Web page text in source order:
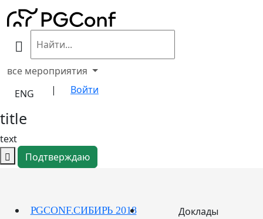
все мероприятия
ENG
| Войти
title
text
Подтверждаю
PGCONF.СИБИРЬ 2018 Доклады